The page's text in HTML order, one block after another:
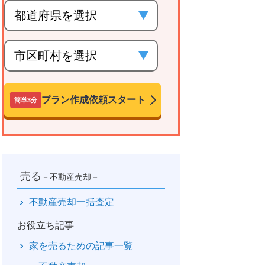
簡単3分 プラン作成依頼スタート
売る －不動産売却－
不動産売却一括査定
お役立ち記事
家を売るための記事一覧